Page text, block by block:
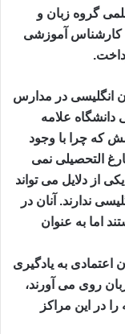
گروه زبان و
کارشناس آموزشی
در مدارس
دانشگاه علامه
که چرا با وجود
التحصیلی نمی
از دلایل می تواند
ندارند. آنان در
اما به عنوان
اعتمادی به یادگیری
روی می آورند،
در این مراکز